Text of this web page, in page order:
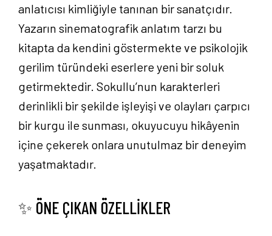
anlatıcısı kimliğiyle tanınan bir sanatçıdır.
Yazarın sinematografik anlatım tarzı bu
kitapta da kendini göstermekte ve psikolojik
gerilim türündeki eserlere yeni bir soluk
getirmektedir. Sokullu’nun karakterleri
derinlikli bir şekilde işleyişi ve olayları çarpıcı
bir kurgu ile sunması, okuyucuyu hikâyenin
içine çekerek onlara unutulmaz bir deneyim
yaşatmaktadır.
✨ ÖNE ÇIKAN ÖZELLİKLER